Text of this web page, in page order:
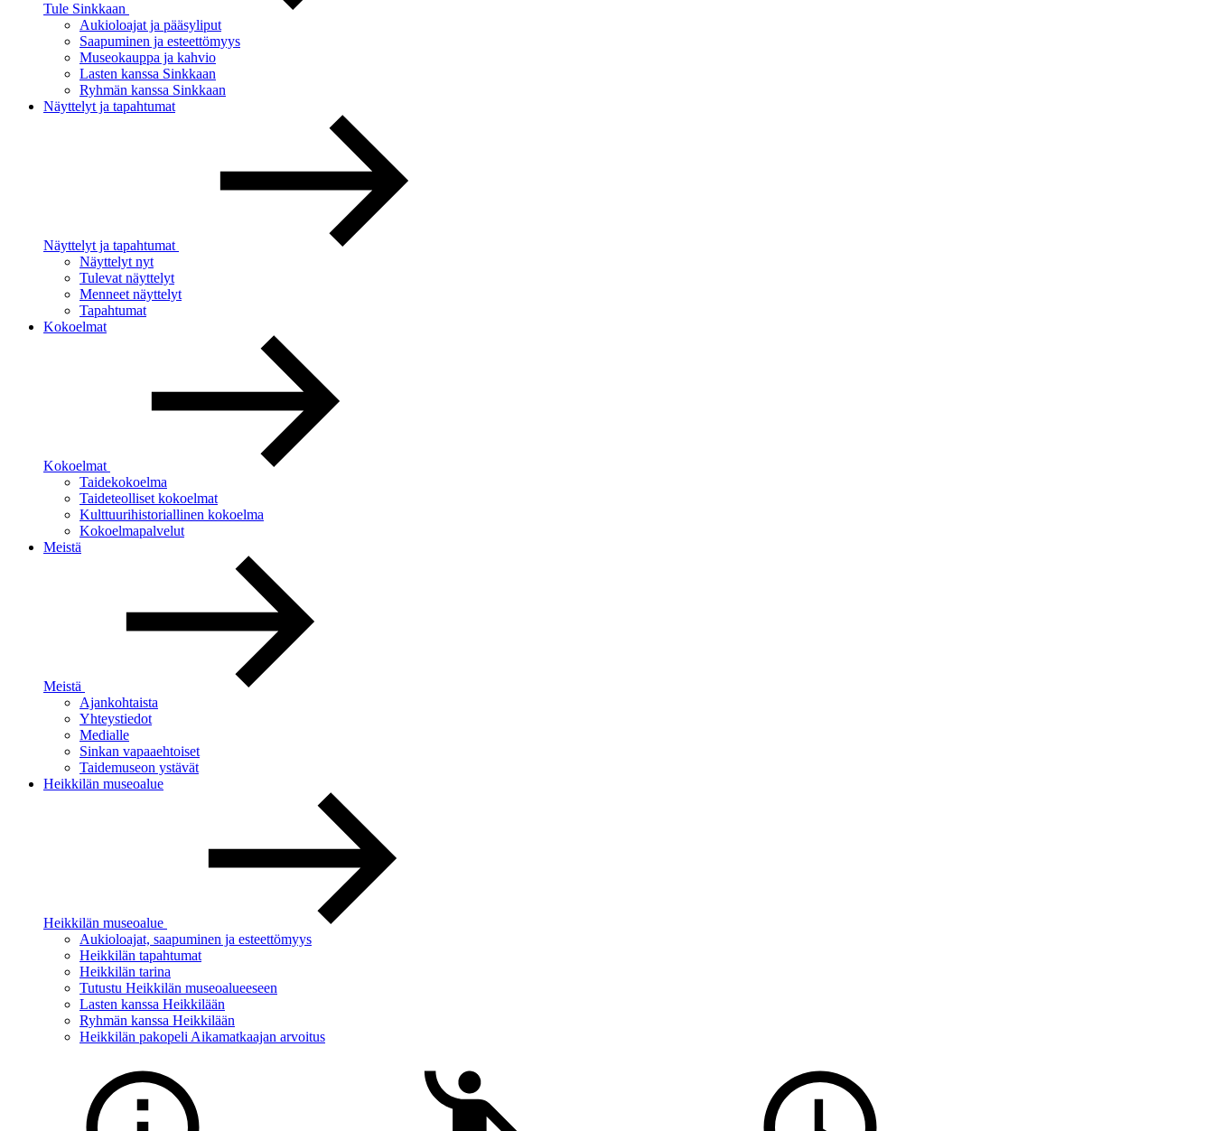
Tule Sinkkaan
Aukioloajat ja pääsyliput
Saapuminen ja esteettömyys
Museokauppa ja kahvio
Lasten kanssa Sinkkaan
Ryhmän kanssa Sinkkaan
Näyttelyt ja tapahtumat
Näyttelyt ja tapahtumat
Näyttelyt nyt
Tulevat näyttelyt
Menneet näyttelyt
Tapahtumat
Kokoelmat
Kokoelmat
Taidekokoelma
Taideteolliset kokoelmat
Kulttuurihistoriallinen kokoelma
Kokoelmapalvelut
Meistä
Meistä
Ajankohtaista
Yhteystiedot
Medialle
Sinkan vapaaehtoiset
Taidemuseon ystävät
Heikkilän museoalue
Heikkilän museoalue
Aukioloajat, saapuminen ja esteettömyys
Heikkilän tapahtumat
Heikkilän tarina
Tutustu Heikkilän museoalueeseen
Lasten kanssa Heikkilään
Ryhmän kanssa Heikkilään
Heikkilän pakopeli Aikamatkaajan arvoitus